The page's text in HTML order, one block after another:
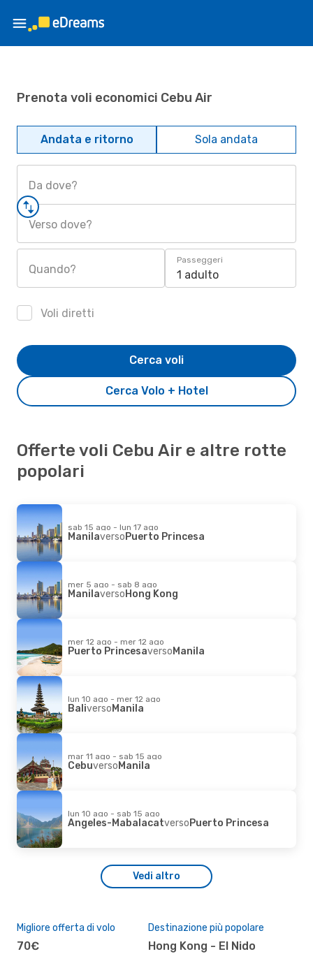
Prenota voli economici Cebu Air
Andata e ritorno Sola andata
Da dove?
Verso dove?
Quando?
Passeggeri
1 adulto
Voli diretti
Cerca Volo + Hotel
Cerca voli
Offerte voli Cebu Air e altre rotte
popolari
sab 15 ago - lun 17 ago
ManilaversoPuerto Princesa
mer 5 ago - sab 8 ago
ManilaversoHong Kong
mer 12 ago - mer 12 ago
Puerto PrincesaversoManila
lun 10 ago - mer 12 ago
BaliversoManila
mar 11 ago - sab 15 ago
CebuversoManila
lun 10 ago - sab 15 ago
Angeles-MabalacatversoPuerto Princesa
Vedi altro
Migliore offerta di volo
70€
Destinazione più popolare
Hong Kong - El Nido